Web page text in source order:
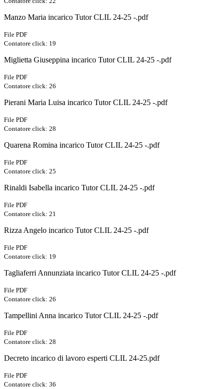
Manzo Maria incarico Tutor CLIL 24-25 -.pdf
File PDF
Contatore click: 19
Miglietta Giuseppina incarico Tutor CLIL 24-25 -.pdf
File PDF
Contatore click: 26
Pierani Maria Luisa incarico Tutor CLIL 24-25 -.pdf
File PDF
Contatore click: 28
Quarena Romina incarico Tutor CLIL 24-25 -.pdf
File PDF
Contatore click: 25
Rinaldi Isabella incarico Tutor CLIL 24-25 -.pdf
File PDF
Contatore click: 21
Rizza Angelo incarico Tutor CLIL 24-25 -.pdf
File PDF
Contatore click: 19
Tagliaferri Annunziata incarico Tutor CLIL 24-25 -.pdf
File PDF
Contatore click: 26
Tampellini Anna incarico Tutor CLIL 24-25 -.pdf
File PDF
Contatore click: 28
Decreto incarico di lavoro esperti CLIL 24-25.pdf
File PDF
Contatore click: 36